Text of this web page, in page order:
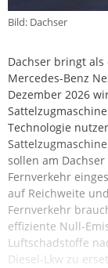
Bild: Dachser
Dachser bringt
Mercedes-Benz
Dezember 2026
Technologie
sollen am
Fernverkehr
auf Reichweite
Fernverkehr
effiziente Null-
Luftschadstoffe
Diesel-Lkw zu